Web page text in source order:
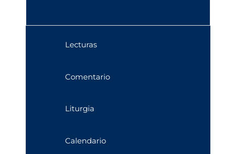
Lecturas
Comentario
Liturgia
Calendario